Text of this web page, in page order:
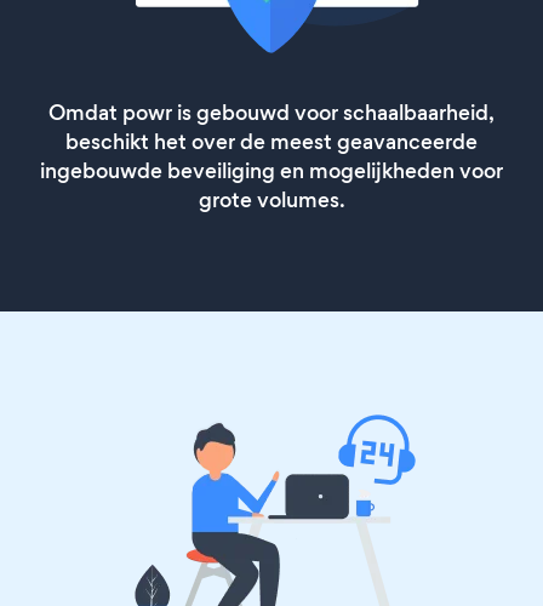
Omdat powr is gebouwd voor schaalbaarheid,
beschikt het over de meest geavanceerde
ingebouwde beveiliging en mogelijkheden voor
grote volumes.